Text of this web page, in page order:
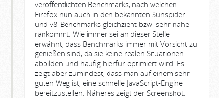
veröffentlichten Benchmarks, nach welchen
Firefox nun auch in den bekannten Sunspider-
und v8-Benchmarks gleichzieht bzw. sehr nahe
rankommt. Wie immer sei an dieser Stelle
erwähnt, dass Benchmarks immer mit Vorsicht zu
genießen sind, da sie keine realen Situationen
abbilden und häufig hierfür optimiert wird. Es
zeigt aber zumindest, dass man auf einem sehr
guten Weg ist, eine schnelle JavaScript-Engine
bereitzustellen. Näheres zeigt der Screenshot.